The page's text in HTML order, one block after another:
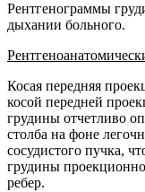
Рентгенограммы
дыхании больного.
Косая передняя
косой передней
грудины отчетливо
столба на фоне
сосудистого пучка,
грудины
ребер.